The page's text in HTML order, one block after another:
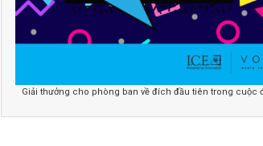
Giải thưởng cho phòng ban về đích đầu tiên trong cuộc